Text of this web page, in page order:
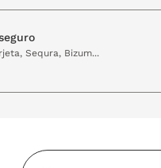
Sequra, Bizum...